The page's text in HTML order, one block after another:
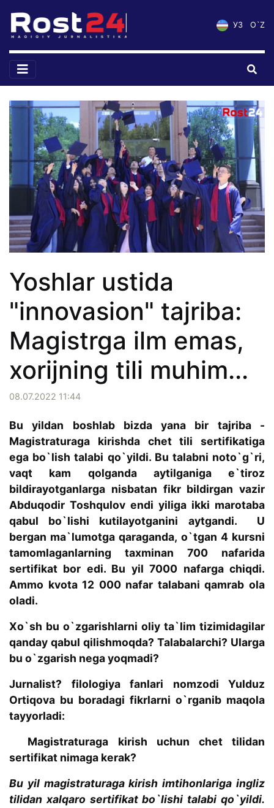
УЗ O`Z
Yoshlar ustida
"innovasion" tajriba:
Magistrga ilm emas,
xorijning tili muhim...
08.07.2022 11:44
Bu yildan boshlab bizda yana bir tajriba -
Magistraturaga kirishda chet tili sertifikatiga
ega bo`lish talabi qo`yildi. Bu talabni noto`g`ri,
vaqt kam qolganda aytilganiga e`tiroz
bildirayotganlarga nisbatan fikr bildirgan vazir
Abduqodir Toshqulov endi yiliga ikki marotaba
qabul bo`lishi kutilayotganini aytgandi. U
bergan ma`lumotga qaraganda, o`tgan 4 kursni
tamomlaganlarning taxminan 700 nafarida
sertifikat bor edi. Bu yil 7000 nafarga chiqdi.
Ammo kvota 12 000 nafar talabani qamrab ola
oladi.
Xo`sh bu o`zgarishlarni oliy ta`lim tizimidagilar
qanday qabul qilishmoqda? Talabalarchi? Ularga
bu o`zgarish nega yoqmadi?
Jurnalist? filologiya fanlari nomzodi Yulduz
Ortiqova bu boradagi fikrlarni o`rganib maqola
tayyorladi:
Magistraturaga kirish uchun chet tilidan
sertifikat nimaga kerak?
Bu yil magistraturaga kirish imtihonlariga ingliz
tilidan xalqaro sertifikat bo`lishi talabi qo`yildi.